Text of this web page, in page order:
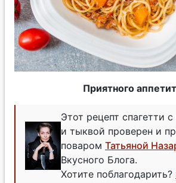
Приятного
Этот рецепт спагетти
и тыквой проверен и
поваром Татьяной
Вкусного Блога.
Хотите поблагодарить?